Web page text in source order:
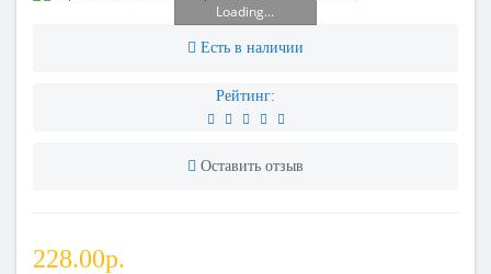
Loading...
Есть в наличии
Рейтинг:
Оставить отзыв
228.00р.